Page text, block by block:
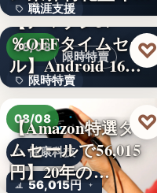
職涯支援
文字
リア…
限時特賣
08/08
限時特賣
15,800円
【アマゾン37
％OFFタイムセー
ル】Android 16…
♡
08/08
健康科技
56,015円
【Amazon特選タイ
ムセールで56,015
円】20年の…
♡